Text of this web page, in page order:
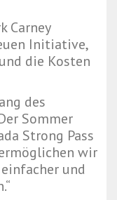
Carney
Initiative,
die Kosten
des
Sommer
Strong Pass
wir
und